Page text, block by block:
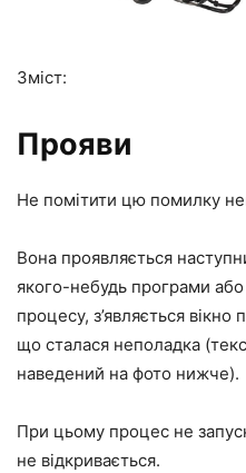
Зміст:
Прояви
Не помітити цю помилку
Вона проявляється
якого-небудь програми
процесу, з’являється
що сталася неполадка
наведений на фото нижче).
При цьому процес не
не відкривається.